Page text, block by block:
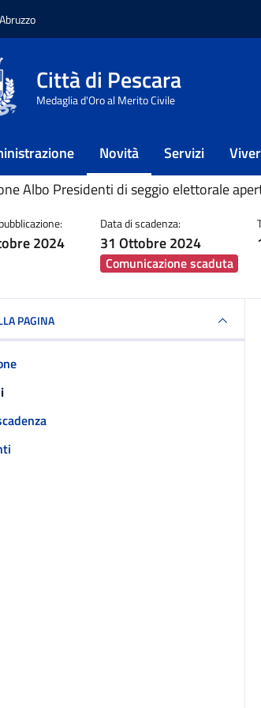
Città di Pescara
Medaglia d'Oro al Merito Civile
Novità Servizi
/ Novità / Avvisi / Iscrizione Albo Presidenti di
Albo
della notizia
Albo Presidenti di seggio elettorale
2024
Data di scadenza:
31 Ottobre 2024
Comunicazione scaduta
PAGINA